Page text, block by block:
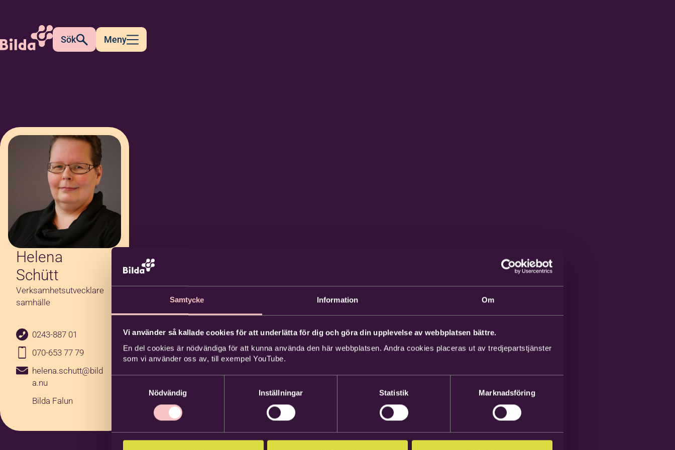
Samtycke Information Om
Vi använder så kallade cookies för att underlätta för dig och göra din upplevelse av webbplatsen bättre.
En del cookies är nödvändiga för att kunna använda den här webbplatsen. Andra cookies placeras ut av tredjepartstjänster
som vi använder oss av, till exempel YouTube.
Nödvändig
Inställningar Statistik Marknadsföring
Sök Meny
Helena
Schütt
Verksamhetsutvecklare
samhälle
0243-887 01
070-653 77 79
helena.schutt@bild
a.nu
Bilda Falun